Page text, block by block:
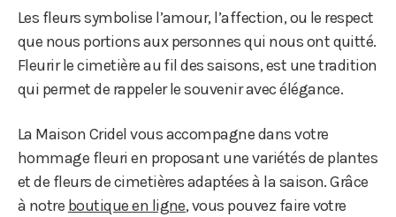
Les fleurs symbolise l’amour, l’affection, ou le respect
que nous portions aux personnes qui nous ont quitté.
Fleurir le cimetière au fil des saisons, est une tradition
qui permet de rappeler le souvenir avec élégance.
La Maison Cridel vous accompagne dans votre
hommage fleuri en proposant une variétés de plantes
et de fleurs de cimetières adaptées à la saison. Grâce
à notre boutique en ligne, vous pouvez faire votre